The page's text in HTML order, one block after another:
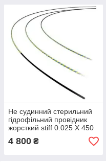
Не судинний стерильний
гідрофільний провідник
жорсткий stiff 0.025 X 450
(довгий провідник)
4 800 ₴